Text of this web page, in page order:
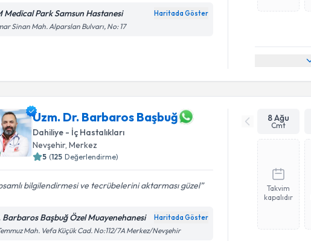
Medical Park Samsun Hastanesi Haritada Göster
Sinan Mah. Alparslan Bulvarı, No: 17
Uzm. Dr. Barbaros Başbuğ
Dahiliye - İç Hastalıkları
Nevşehir, Merkez
5 (125 Değerlendirme)
bilgilendirmesi ve tecrübelerini aktarması güzel
Barbaros Başbuğ Özel Muayenehanesi Haritada Göster
Mah. Vefa Küçük Cad. No:112/7A Merkez/Nevşehir
8 Ağu
Cmt
Takvim
kapalıdır